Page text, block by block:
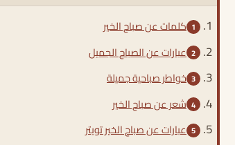
كلمات عن صباح الخير
عبارات عن الصباح الجميل
خواطر صباحية جميلة
شعر عن صباح الخير
عبارات عن صباح الخير تويتر